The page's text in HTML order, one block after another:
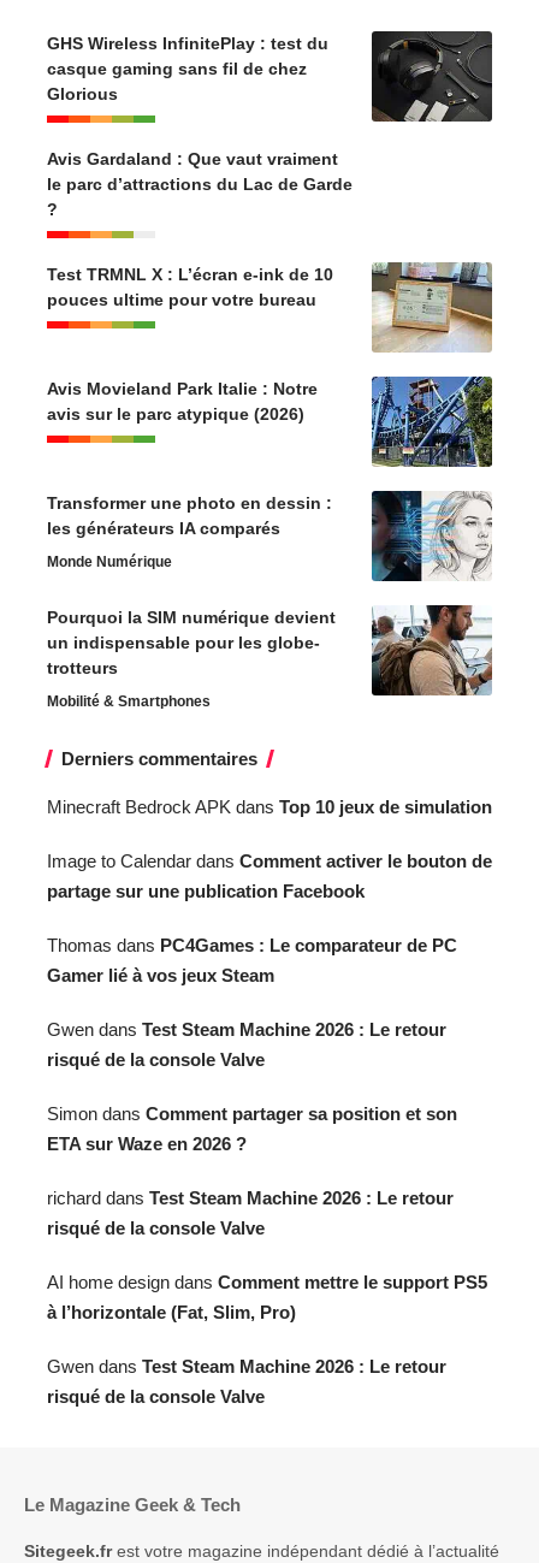
GHS Wireless InfinitePlay : test du
casque gaming sans fil de chez
Glorious
Avis Gardaland : Que vaut vraiment
le parc d’attractions du Lac de Garde
?
Test TRMNL X : L’écran e-ink de 10
pouces ultime pour votre bureau
Avis Movieland Park Italie : Notre
avis sur le parc atypique (2026)
Transformer une photo en dessin :
les générateurs IA comparés
Monde Numérique
Pourquoi la SIM numérique devient
un indispensable pour les globe-
trotteurs
Mobilité & Smartphones
Derniers commentaires
Minecraft Bedrock APK dans Top 10 jeux de simulation
Image to Calendar dans Comment activer le bouton de
partage sur une publication Facebook
Thomas dans PC4Games : Le comparateur de PC
Gamer lié à vos jeux Steam
Gwen dans Test Steam Machine 2026 : Le retour
risqué de la console Valve
Simon dans Comment partager sa position et son
ETA sur Waze en 2026 ?
richard dans Test Steam Machine 2026 : Le retour
risqué de la console Valve
AI home design dans Comment mettre le support PS5
à l’horizontale (Fat, Slim, Pro)
Gwen dans Test Steam Machine 2026 : Le retour
risqué de la console Valve
Le Magazine Geek & Tech
Sitegeek.frest votre magazine indépendant dédié à l’actualité